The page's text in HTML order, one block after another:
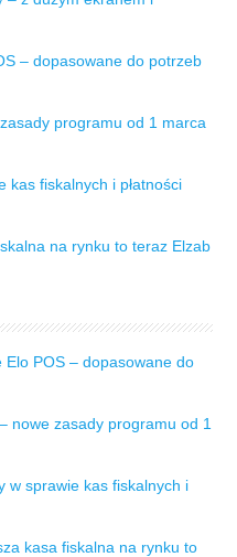
– dopasowane do potrzeb
programu od 1 marca
kas fiskalnych i płatności
na rynku to teraz Elzab
POS – dopasowane do
nowe zasady programu od 1
w sprawie kas fiskalnych i
kasa fiskalna na rynku to